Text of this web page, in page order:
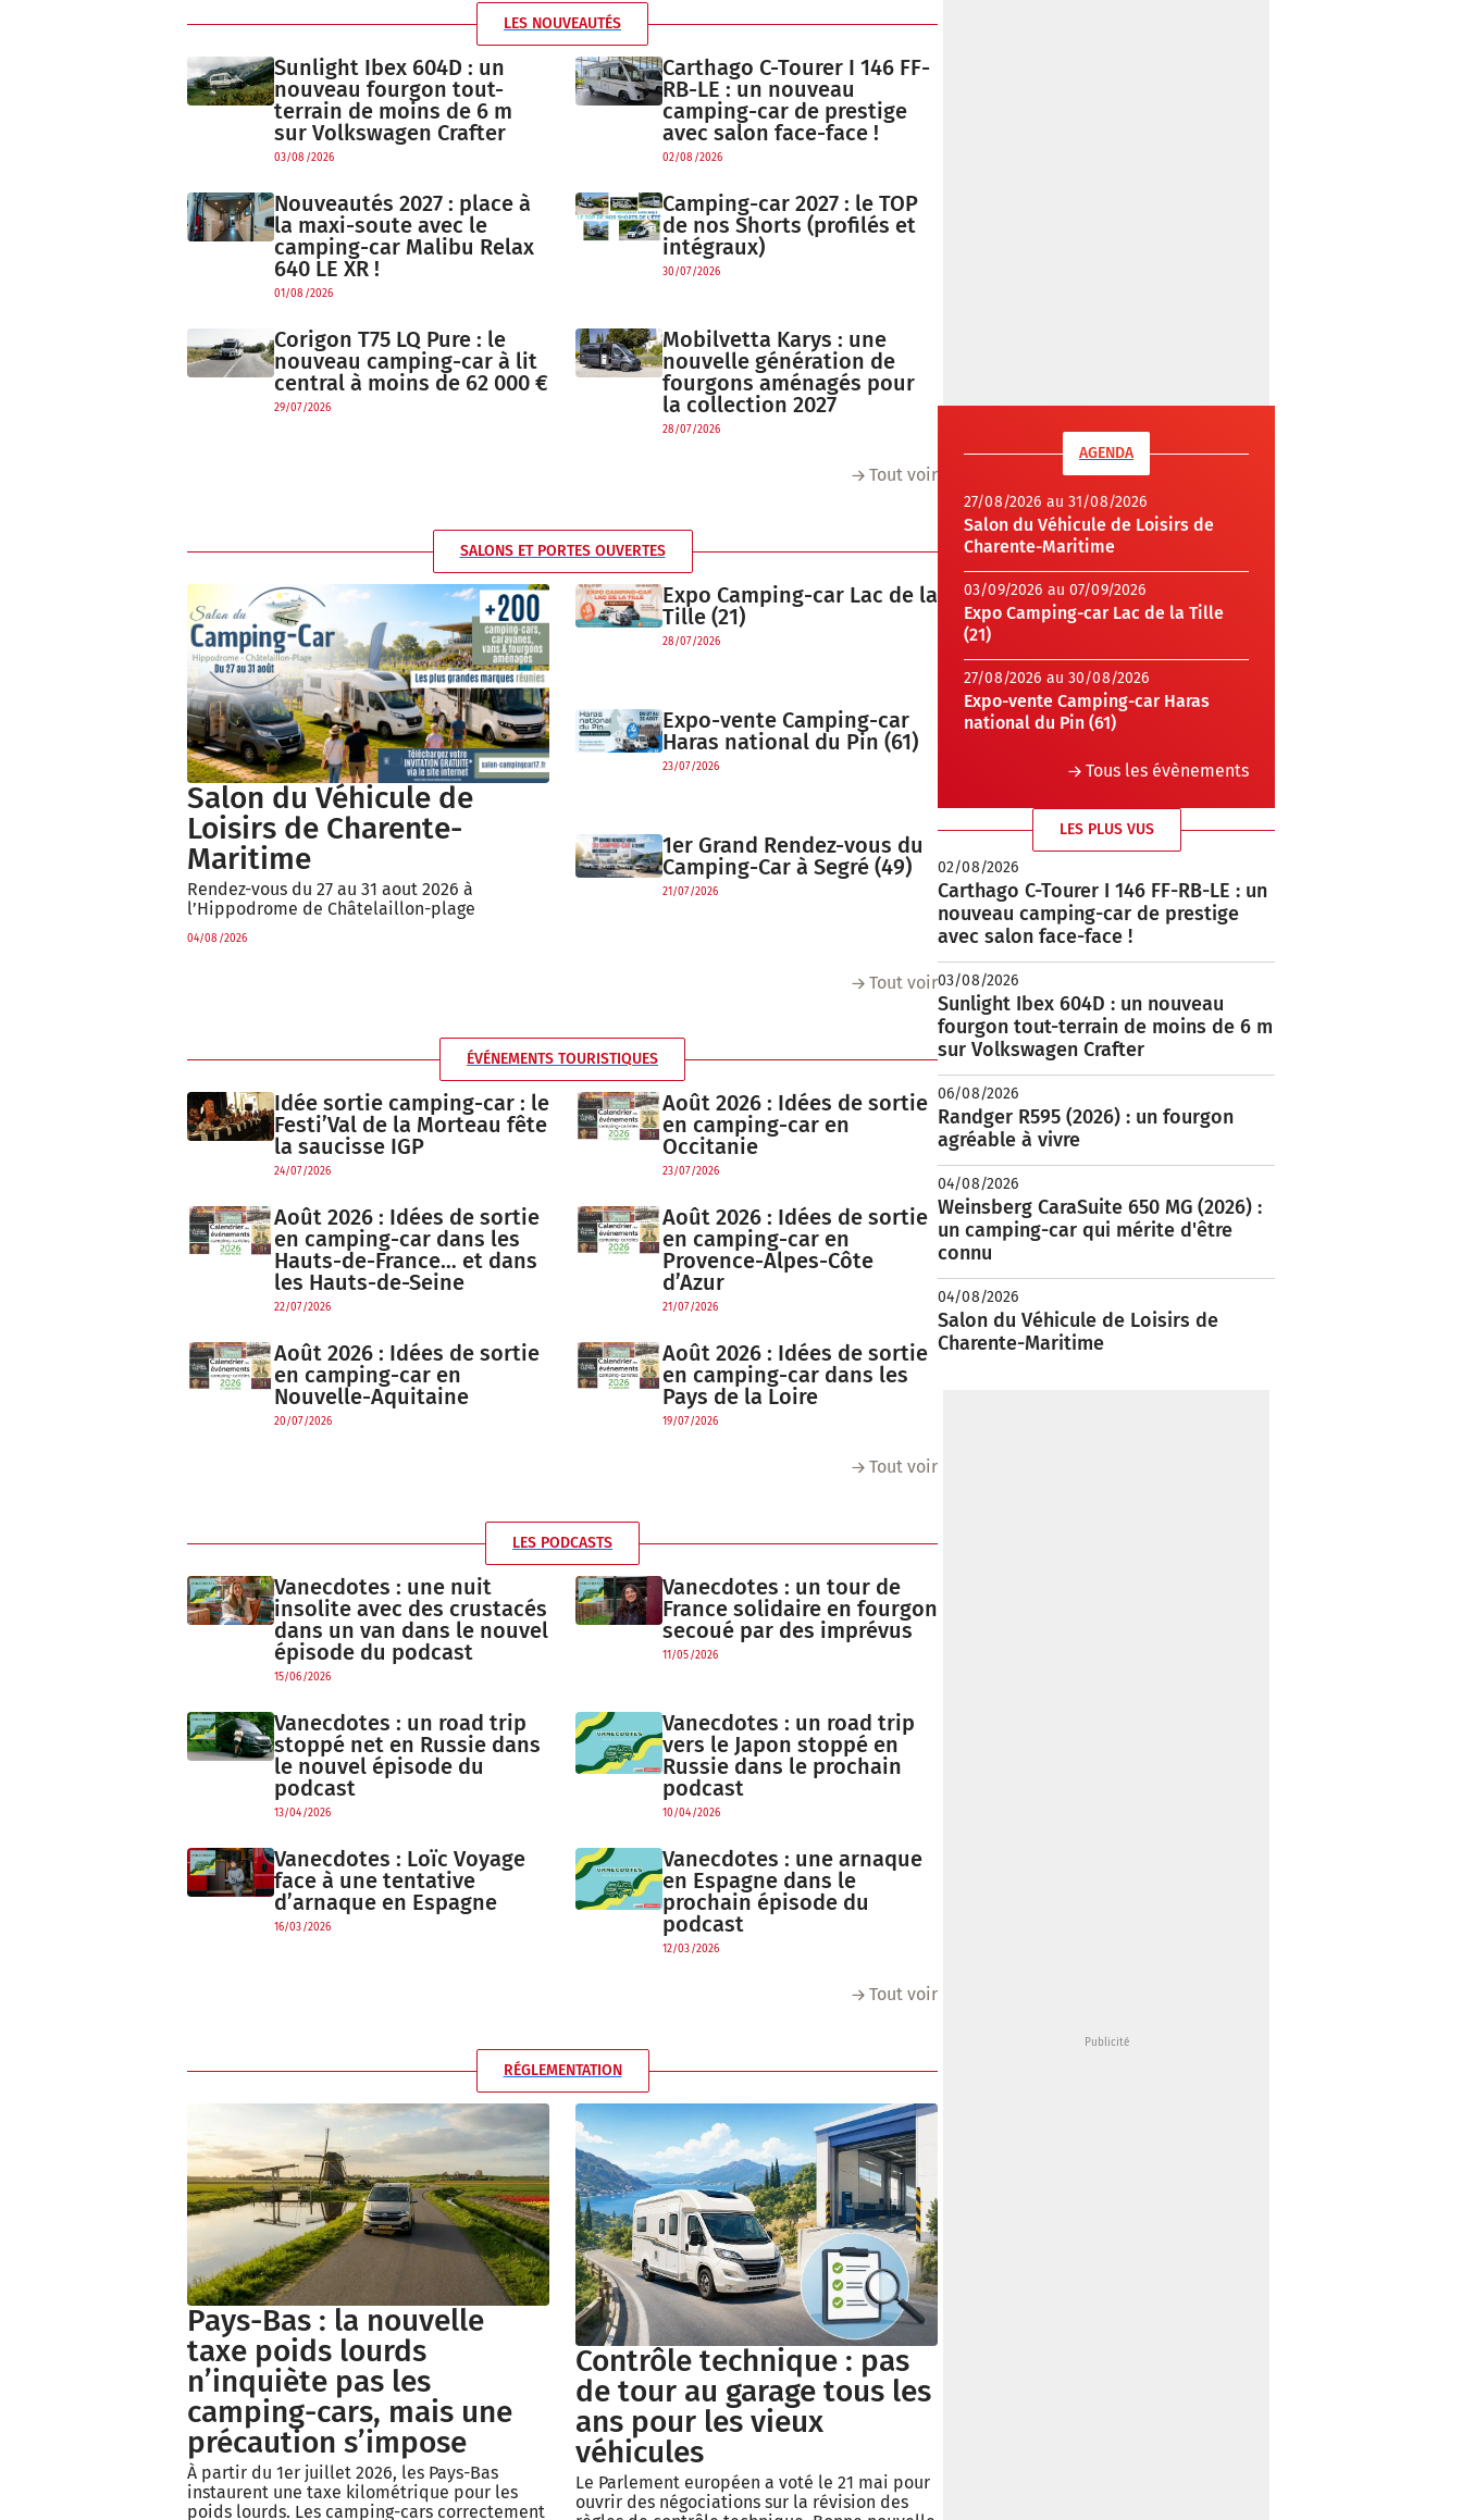
LES NOUVEAUTÉS
Sunlight Ibex 604D : un
nouveau fourgon tout-
terrain de moins de 6 m
sur Volkswagen Crafter
03/08/2026
Carthago C-Tourer I 146 FF-
RB-LE : un nouveau
camping-car de prestige
avec salon face-face !
02/08/2026
Nouveautés 2027 : place à
la maxi-soute avec le
camping-car Malibu Relax
640 LE XR !
01/08/2026
Camping-car 2027 : le TOP
de nos Shorts (profilés et
intégraux)
30/07/2026
Corigon T75 LQ Pure : le
nouveau camping-car à lit
central à moins de 62 000 €
29/07/2026
Mobilvetta Karys : une
nouvelle génération de
fourgons aménagés pour
la collection 2027
28/07/2026
Tout voir
SALONS ET PORTES OUVERTES
Salon du Véhicule de
Loisirs de Charente-
Maritime
Rendez-vous du 27 au 31 aout 2026 à
l’Hippodrome de Châtelaillon-plage
04/08/2026
Expo Camping-car Lac de la
Tille (21)
28/07/2026
Expo-vente Camping-car
Haras national du Pin (61)
23/07/2026
1er Grand Rendez-vous du
Camping-Car à Segré (49)
21/07/2026
Tout voir
ÉVÉNEMENTS TOURISTIQUES
Idée sortie camping-car : le
Festi’Val de la Morteau fête
la saucisse IGP
24/07/2026
Août 2026 : Idées de sortie
en camping-car en
Occitanie
23/07/2026
Août 2026 : Idées de sortie
en camping-car dans les
Hauts-de-France… et dans
les Hauts-de-Seine
22/07/2026
Août 2026 : Idées de sortie
en camping-car en
Provence-Alpes-Côte
d’Azur
21/07/2026
Août 2026 : Idées de sortie
en camping-car en
Nouvelle-Aquitaine
20/07/2026
Août 2026 : Idées de sortie
en camping-car dans les
Pays de la Loire
19/07/2026
Tout voir
LES PODCASTS
Vanecdotes : une nuit
insolite avec des crustacés
dans un van dans le nouvel
épisode du podcast
15/06/2026
Vanecdotes : un tour de
France solidaire en fourgon
secoué par des imprévus
11/05/2026
Vanecdotes : un road trip
stoppé net en Russie dans
le nouvel épisode du
podcast
13/04/2026
Vanecdotes : un road trip
vers le Japon stoppé en
Russie dans le prochain
podcast
10/04/2026
Vanecdotes : Loïc Voyage
face à une tentative
d’arnaque en Espagne
16/03/2026
Vanecdotes : une arnaque
en Espagne dans le
prochain épisode du
podcast
12/03/2026
Tout voir
RÉGLEMENTATION
Pays-Bas : la nouvelle
taxe poids lourds
n’inquiète pas les
camping-cars, mais une
précaution s’impose
À partir du 1er juillet 2026, les Pays-Bas
instaurent une taxe kilométrique pour les
poids lourds. Les camping-cars correctement
Contrôle technique : pas
de tour au garage tous les
ans pour les vieux
véhicules
Le Parlement européen a voté le 21 mai pour
ouvrir des négociations sur la révision des
AGENDA
27/08/2026 au 31/08/2026
Salon du Véhicule de Loisirs de
Charente-Maritime
03/09/2026 au 07/09/2026
Expo Camping-car Lac de la Tille
(21)
27/08/2026 au 30/08/2026
Expo-vente Camping-car Haras
national du Pin (61)
Tous les évènements
LES PLUS VUS
02/08/2026
Carthago C-Tourer I 146 FF-RB-LE : un
nouveau camping-car de prestige
avec salon face-face !
03/08/2026
Sunlight Ibex 604D : un nouveau
fourgon tout-terrain de moins de 6 m
sur Volkswagen Crafter
06/08/2026
Randger R595 (2026) : un fourgon
agréable à vivre
04/08/2026
Weinsberg CaraSuite 650 MG (2026) :
un camping-car qui mérite d'être
connu
04/08/2026
Salon du Véhicule de Loisirs de
Charente-Maritime